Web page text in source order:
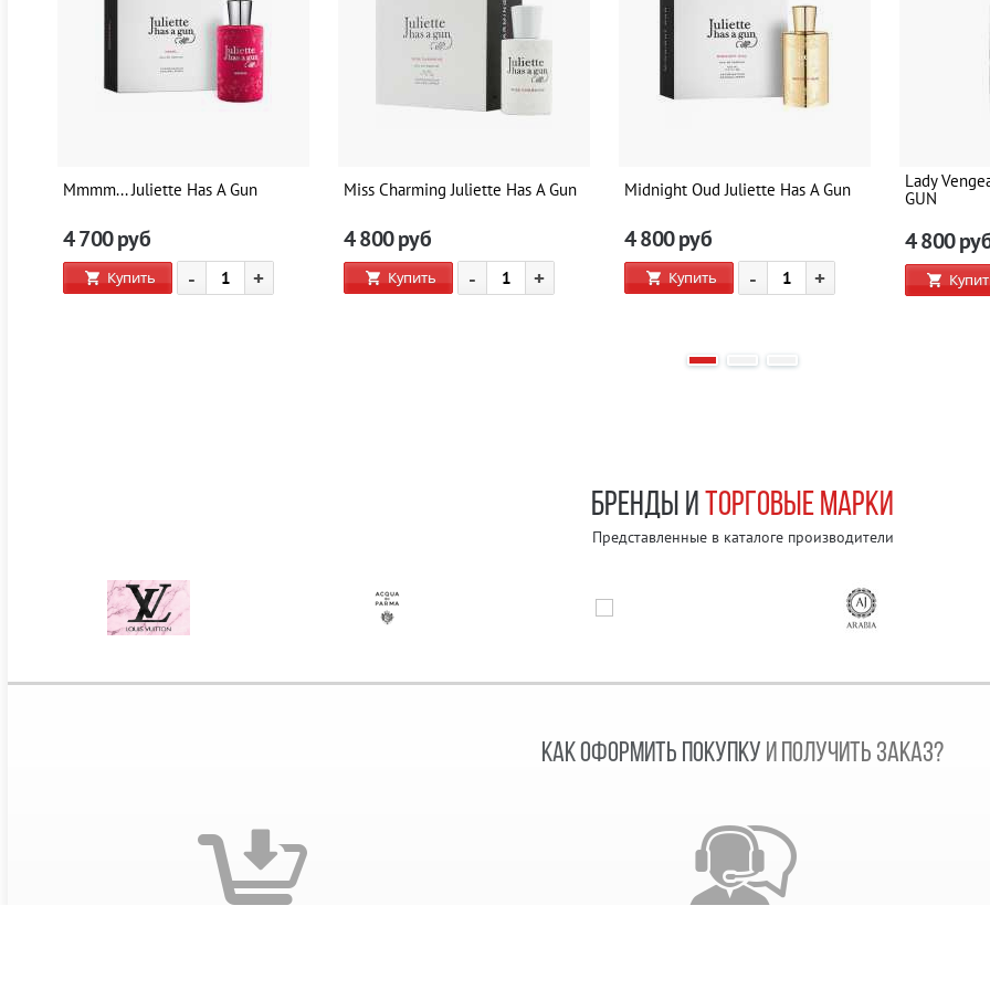
Mmmm... Juliette Has A Gun
4 700руб
Купить - +
Miss Charming Juliette Has A Gun
4 800руб
Купить - +
Midnight Oud Juliette Has A Gun
4 800руб
Купить - +
Lady
GUN
4 800
БРЕНДЫ И ТОРГОВЫЕ МАРКИ
Представленные в каталоге производители
КАК ОФОРМИТЬ ПОКУПКУ И ПОЛУЧИТЬ ЗАКАЗ?